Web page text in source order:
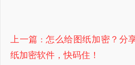
上一篇 : 怎么给图纸加密？分
纸加密软件，快码住！